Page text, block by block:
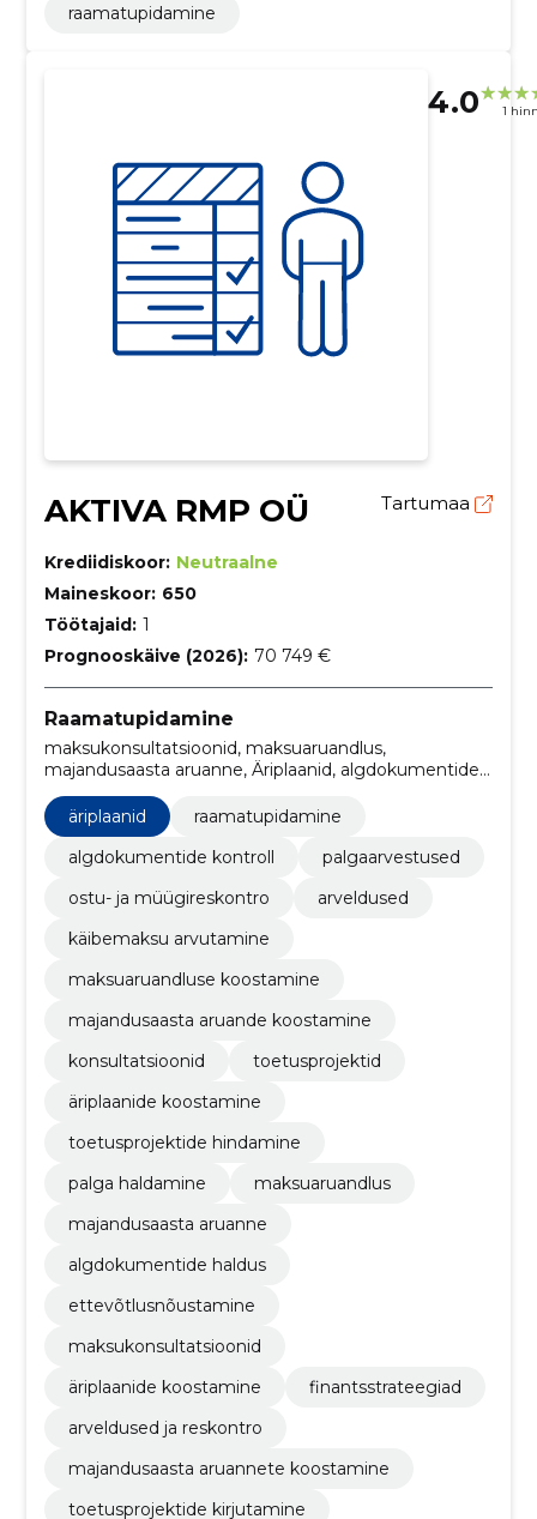
raamatupidamine
4.0 1
AKTIVA RMP OÜ Tartumaa
Krediidiskoor: Neutraalne
Maineskoor: 650
Töötajaid: 1
Prognooskäive (2026): 70 749 €
Raamatupidamine
maksukonsultatsioonid, maksuaruandlus,
majandusaasta aruanne, Äriplaanid, algdokumentide
haldus, ettevõtlusnõustamine, arveldused ja
reskontro, toetusprojektide kirjutamine,
majandusaasta aruannete koostamine, palga
haldamine
äriplaanid
raamatupidamine
algdokumentide kontroll
palgaarvestused
ostu- ja müügireskontro
arveldused
käibemaksu arvutamine
maksuaruandluse koostamine
majandusaasta aruande koostamine
konsultatsioonid
toetusprojektid
äriplaanide koostamine
toetusprojektide hindamine
palga haldamine
maksuaruandlus
majandusaasta aruanne
algdokumentide haldus
ettevõtlusnõustamine
maksukonsultatsioonid
äriplaanide koostamine
finantsstrateegiad
arveldused ja reskontro
majandusaasta aruannete koostamine
toetusprojektide kirjutamine